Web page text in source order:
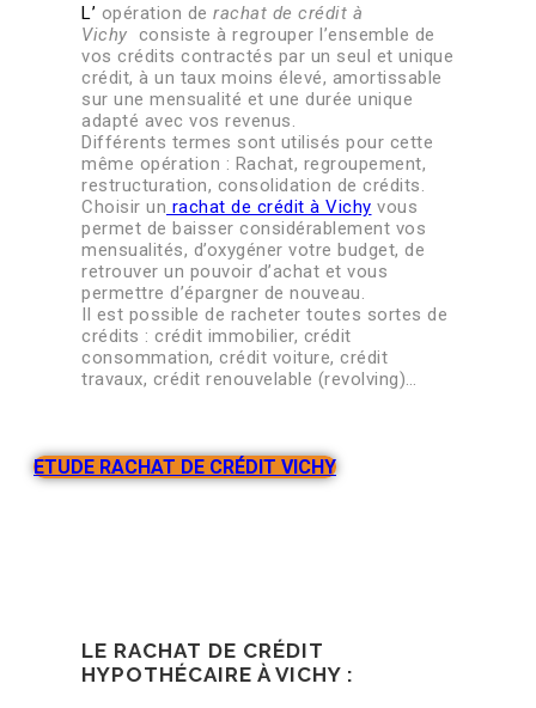
L’ opération de rachat de crédit à
Vichy consiste à regrouper l’ensemble de
vos crédits contractés par un seul et unique
crédit, à un taux moins élevé, amortissable
sur une mensualité et une durée unique
adapté avec vos revenus.
Différents termes sont utilisés pour cette
même opération : Rachat, regroupement,
restructuration, consolidation de crédits.
Choisir un rachat de crédit à Vichy vous
permet de baisser considérablement vos
mensualités, d’oxygéner votre budget, de
retrouver un pouvoir d’achat et vous
permettre d’épargner de nouveau.
Il est possible de racheter toutes sortes de
crédits : crédit immobilier, crédit
consommation, crédit voiture, crédit
travaux, crédit renouvelable (revolving)…
ETUDE RACHAT DE CRÉDIT VICHY
LE RACHAT DE CRÉDIT
HYPOTHÉCAIRE À VICHY :